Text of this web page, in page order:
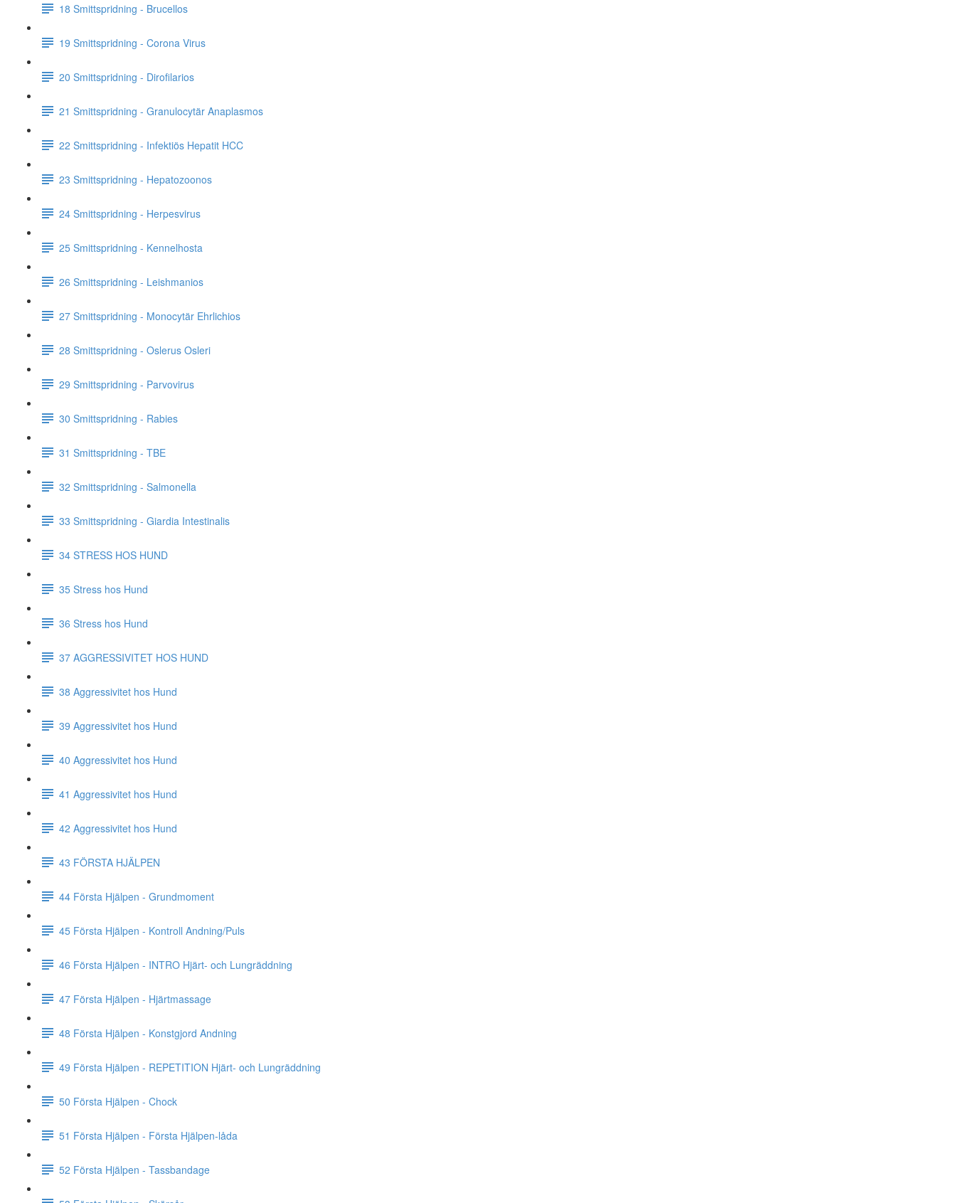
18 Smittspridning - Brucellos
19 Smittspridning - Corona Virus
20 Smittspridning - Dirofilarios
21 Smittspridning - Granulocytär Anaplasmos
22 Smittspridning - Infektiös Hepatit HCC
23 Smittspridning - Hepatozoonos
24 Smittspridning - Herpesvirus
25 Smittspridning - Kennelhosta
26 Smittspridning - Leishmanios
27 Smittspridning - Monocytär Ehrlichios
28 Smittspridning - Oslerus Osleri
29 Smittspridning - Parvovirus
30 Smittspridning - Rabies
31 Smittspridning - TBE
32 Smittspridning - Salmonella
33 Smittspridning - Giardia Intestinalis
34 STRESS HOS HUND
35 Stress hos Hund
36 Stress hos Hund
37 AGGRESSIVITET HOS HUND
38 Aggressivitet hos Hund
39 Aggressivitet hos Hund
40 Aggressivitet hos Hund
41 Aggressivitet hos Hund
42 Aggressivitet hos Hund
43 FÖRSTA HJÄLPEN
44 Första Hjälpen - Grundmoment
45 Första Hjälpen - Kontroll Andning/Puls
46 Första Hjälpen - INTRO Hjärt- och Lungräddning
47 Första Hjälpen - Hjärtmassage
48 Första Hjälpen - Konstgjord Andning
49 Första Hjälpen - REPETITION Hjärt- och Lungräddning
50 Första Hjälpen - Chock
51 Första Hjälpen - Första Hjälpen-låda
52 Första Hjälpen - Tassbandage